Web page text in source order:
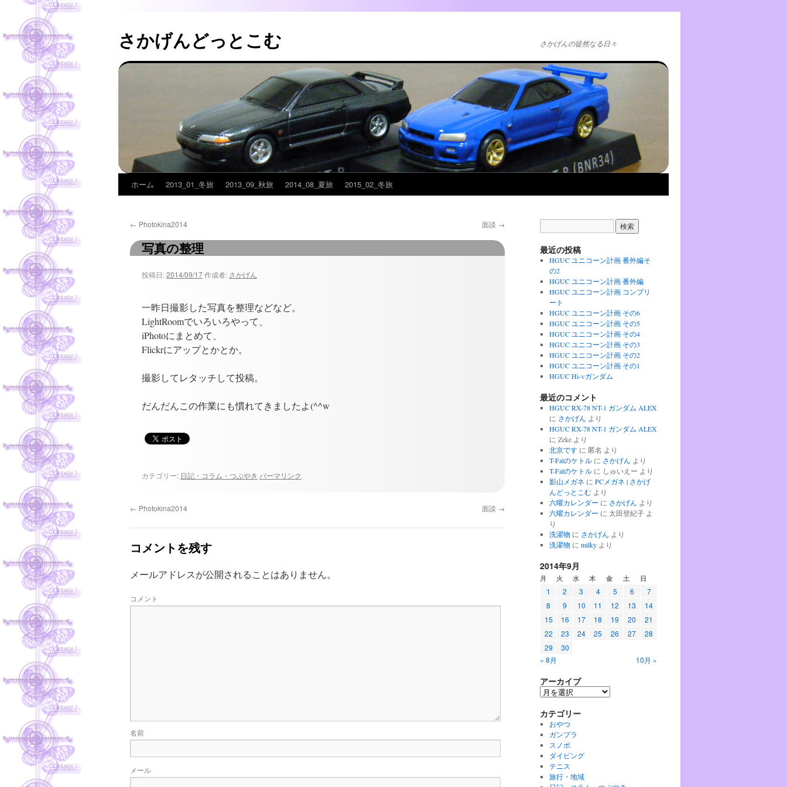
さかげんどっとこむ さかげんの徒然なる日々
テ
ン
ホーム 2013_01_冬旅 2013_09_秋旅 2014_08_夏旅 2015_02_冬旅
← Photokina2014 面談 →
写真の整理
投稿日:2014/09/17作成者: さかげん
一昨日撮影した写真を整理などなど。
LightRoomでいろいろやって、
iPhotoにまとめて、
Flickrにアップとかとか。
撮影してレタッチして投稿。
だんだんこの作業にも慣れてきましたよ(^^w
カテゴリー: 日記・コラム・つぶやき パーマリンク
← Photokina2014 面談 →
コメントを残す
メールアドレスが公開されることはありません。
コメント
名前
メール
最近の投稿
HGUC ユニコーン計画 番外編そ
の2
HGUC ユニコーン計画 番外編
HGUC ユニコーン計画 コンプリ
ート
HGUC ユニコーン計画 その6
HGUC ユニコーン計画 その5
HGUC ユニコーン計画 その4
HGUC ユニコーン計画 その3
HGUC ユニコーン計画 その2
HGUC ユニコーン計画 その1
HGUC Hi-νガンダム
最近のコメント
HGUC RX-78 NT-1 ガンダム ALEX
に さかげん より
HGUC RX-78 NT-1 ガンダム ALEX
に Zekeより
北京ですに 匿名 より
T-Falのケトルに さかげん より
T-Falのケトルに しゅいえー より
影山メガネ に PCメガネ | さかげ
んどっとこむより
六曜カレンダー に さかげん より
六曜カレンダー に 太田登紀子よ
り
洗濯物 に さかげん より
洗濯物 に milkyより
2014年9月
月 火 水 木 金 土 日
« 8月 10月 »
1 2 3 4 5 6
7
8
9 10 11 12 13
14
15
16 17 18 19 20
21
22
23 24 25 26 27
28
29
30
アーカイブ
ア
カ
イ
ブ
カテゴリー
おやつ
ガンプラ
スノボ
ダイビング
テニス
旅行・地域